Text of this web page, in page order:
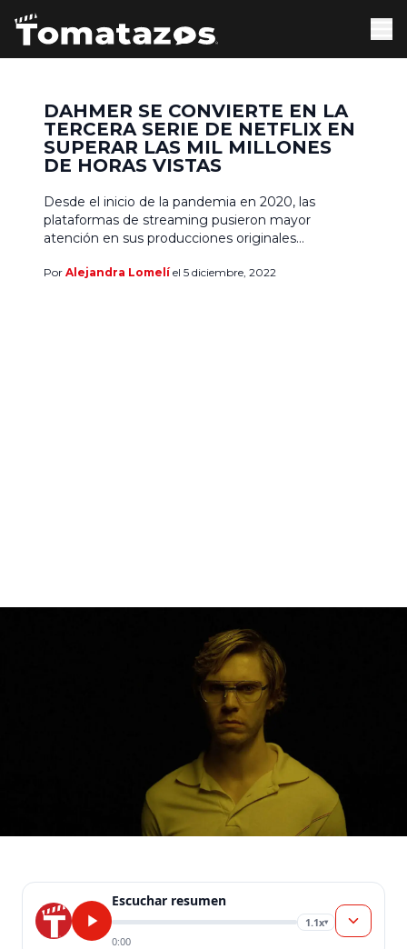
DAHMER SE CONVIERTE EN LA
TERCERA SERIE DE NETFLIX EN
SUPERAR LAS MIL MILLONES
DE HORAS VISTAS
Desde el inicio de la pandemia en 2020, las
plataformas de streaming pusieron mayor
atención en sus producciones originales
pasaría más tiempo en casa, e incluso nuevas
Por Alejandra Lomelíel 5 diciembre, 2022
Escuchar resumen
1.1x▾
0:00